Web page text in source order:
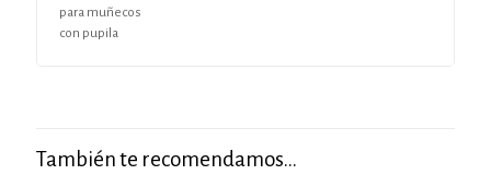
para muñecos
con pupila
También te recomendamos…